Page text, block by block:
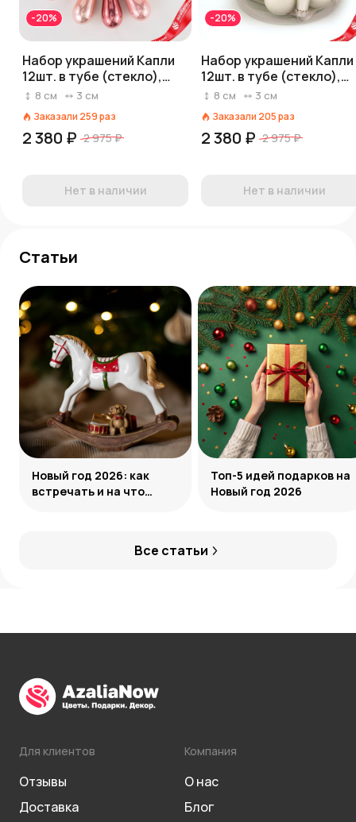
-20%
Набор украшений Капли
12шт. в тубе (стекло),
2,5x7,5см, микс розовый
8 см 3 см
Заказали 259раз
2 380 ₽ 2 975 ₽
Нет в наличии
-20%
Набор украшений Капли
12шт. в тубе (стекло),
2,5x7,5см, микс
8 см 3 см
Заказали 205раз
2 380 ₽ 2 975 ₽
Нет в наличии
Статьи
Все статьи
Новый год 2026: как
встречать и на что
Топ-5 идей подарков на
Новый год 2026
Для клиентов
Отзывы
Доставка
Компания
О нас
Блог